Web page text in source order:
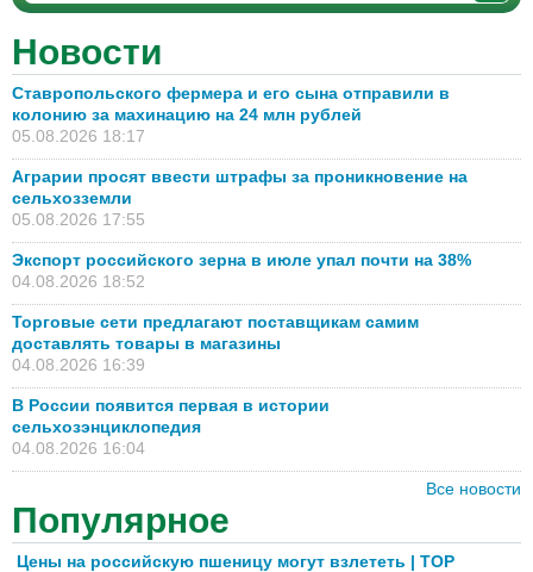
Новости
Ставропольского фермера и его сына отправили в
колонию за махинацию на 24 млн рублей
05.08.2026 18:17
Аграрии просят ввести штрафы за проникновение на
сельхозземли
05.08.2026 17:55
Экспорт российского зерна в июле упал почти на 38%
04.08.2026 18:52
Торговые сети предлагают поставщикам самим
доставлять товары в магазины
04.08.2026 16:39
В России появится первая в истории
сельхозэнциклопедия
04.08.2026 16:04
Все новости
Популярное
Цены на российскую пшеницу могут взлететь | TOP